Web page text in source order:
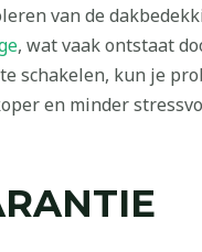
van de
, wat vaak ontstaat
schakelen, kun je
en minder